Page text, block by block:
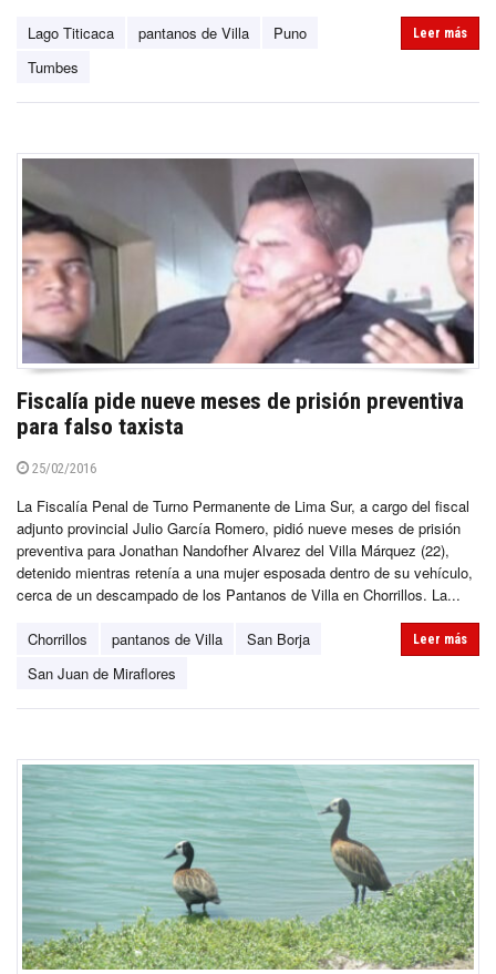
Lago Titicaca pantanos de Villa
Puno
Tumbes
Leer más
Fiscalía pide nueve meses de prisión preventiva
para falso taxista
25/02/2016
La Fiscalía Penal de Turno Permanente de Lima Sur, a cargo del fiscal
adjunto provincial Julio García Romero, pidió nueve meses de prisión
preventiva para Jonathan Nandofher Alvarez del Villa Márquez (22),
detenido mientras retenía a una mujer esposada dentro de su vehículo,
cerca de un descampado de los Pantanos de Villa en Chorrillos. La...
Chorrillos pantanos de Villa
San Borja
San Juan de Miraflores
Leer más